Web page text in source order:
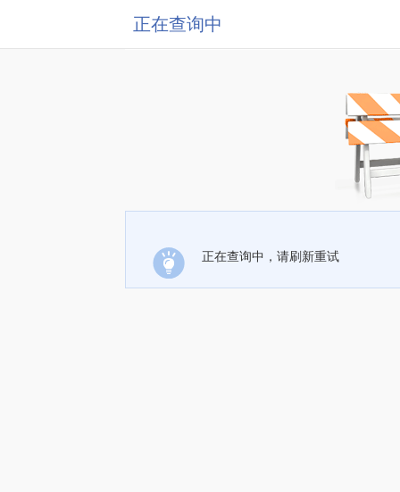
正在查询中
正在查询中，请刷新重试